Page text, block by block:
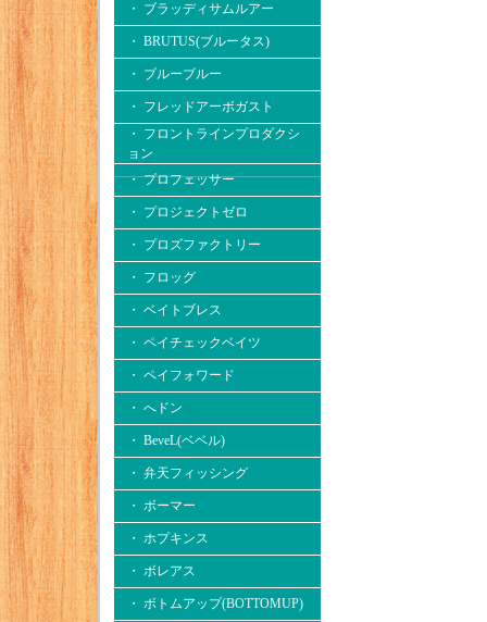
・ ブラッディサムルアー
・ BRUTUS(ブルータス)
・ ブルーブルー
・ フレッドアーボガスト
・ フロントラインプロダクシ
ョン
・ プロフェッサー
・ プロジェクトゼロ
・ プロズファクトリー
・ フロッグ
・ ベイトブレス
・ ペイチェックベイツ
・ ペイフォワード
・ へドン
・ BeveL(ベベル)
・ 弁天フィッシング
・ ボーマー
・ ホプキンス
・ ボレアス
・ ボトムアップ(BOTTOMUP)